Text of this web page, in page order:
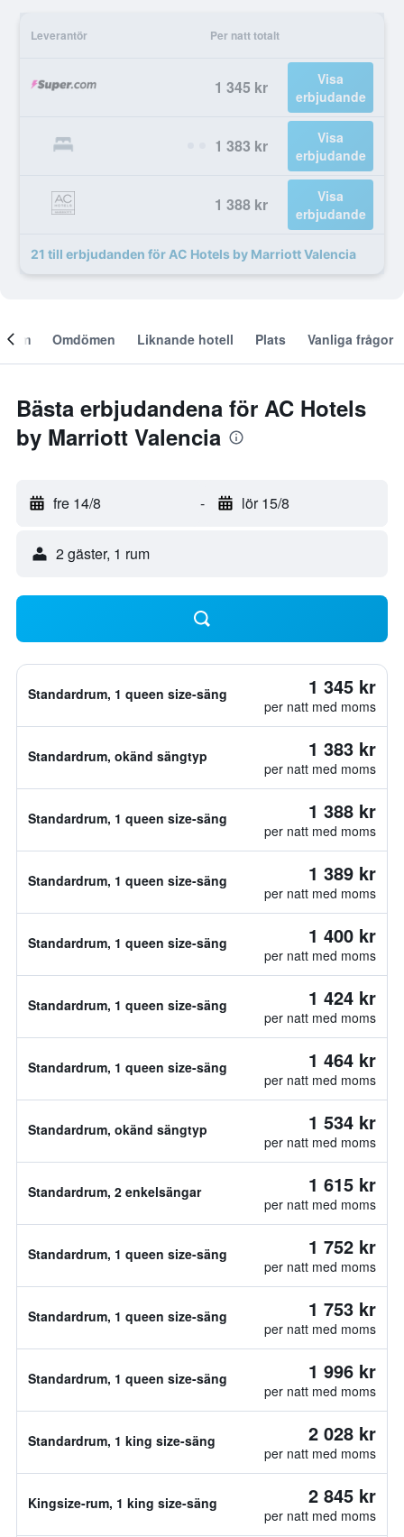
Leverantör Per natt totalt
1 345 kr
Visa
erbjudande
1 383 kr
Visa
erbjudande
1 388 kr
Visa
erbjudande
21 till erbjudanden för AC Hotels by Marriott Valencia
Om Omdömen Liknande hotell Plats Vanliga frågor
Bästa erbjudandena för AC Hotels
by Marriott Valencia
fre 14/8 - lör 15/8
2 gäster, 1 rum
Standardrum, 1 queen size-säng 1 345 kr
per natt med moms
Standardrum, okänd sängtyp 1 383 kr
per natt med moms
Standardrum, 1 queen size-säng 1 388 kr
per natt med moms
Standardrum, 1 queen size-säng 1 389 kr
per natt med moms
Standardrum, 1 queen size-säng 1 400 kr
per natt med moms
Standardrum, 1 queen size-säng 1 424 kr
per natt med moms
Standardrum, 1 queen size-säng 1 464 kr
per natt med moms
Standardrum, okänd sängtyp 1 534 kr
per natt med moms
Standardrum, 2 enkelsängar 1 615 kr
per natt med moms
Standardrum, 1 queen size-säng 1 752 kr
per natt med moms
Standardrum, 1 queen size-säng 1 753 kr
per natt med moms
Standardrum, 1 queen size-säng 1 996 kr
per natt med moms
Standardrum, 1 king size-säng 2 028 kr
per natt med moms
Kingsize-rum, 1 king size-säng 2 845 kr
per natt med moms